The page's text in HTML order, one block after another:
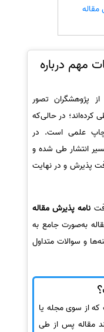
مقاله
مهم درباره
پژوهشگران تصور
کرده‌اند؛ در حالی‌که
چاپ علمی است. در
انتشار طی شده و
پذیرش و در نهایت
نامه پذیرش مقاله
به‌صورت جامع به
و سوالات متداول
از سوی مجله یا
مقاله پس از طی